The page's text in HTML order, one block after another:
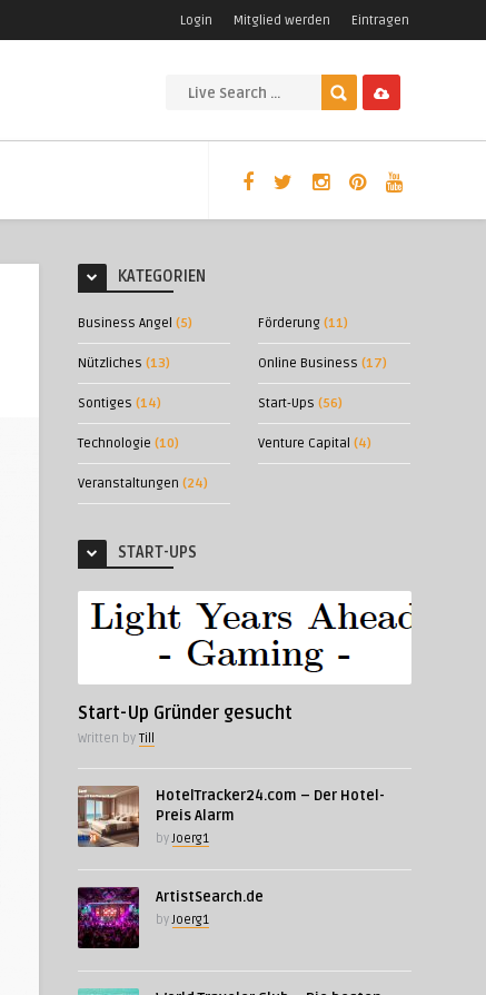
Login Mitglied werden Eintragen
KATEGORIEN
Business Angel (5) Förderung (11)
Nützliches (13) Online Business (17)
Sontiges (14) Start-Ups (56)
Technologie (10) Venture Capital (4)
Veranstaltungen (24)
START-UPS
Start-Up Gründer gesucht
Written by Till
HotelTracker24.com – Der Hotel-
Preis Alarm
byJoerg1
ArtistSearch.de
byJoerg1